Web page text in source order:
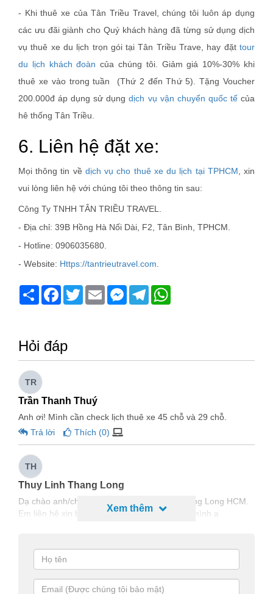
- Khi thuê xe của Tân Triều Travel, chúng tôi luôn áp dụng
các ưu đãi giành cho Quý khách hàng đã từng sử dụng dịch
vụ thuê xe du lịch trọn gói tại Tân Triều Trave, hay đặt tour
du lịch khách đoàn của chúng tôi. Giảm giá 10%-30% khi
thuê xe vào trong tuần (Thứ 2 đến Thứ 5). Tặng Voucher
200.000đ áp dụng sử dụngdịch vụ vận chuyển quốc tếcủa
hê thống Tân Triều.
6. Liên hệ đặt xe:
Mọi thông tin về dịch vụ cho thuê xe du lịch tại TPHCM , xin
vui lòng liên hệ với chúng tôi theo thông tin sau:
Công Ty TNHH TÂN TRIỀU TRAVEL.
- Địa chỉ: 39B Hồng Hà Nối Dài, F2, Tân Bình, TPHCM.
- Hotline: 0906035680.
- Website: Https://tantrieutravel.com
Share Facebook
TwitterEmail Messenger
Telegram
Hỏi đáp
TR
Trần Thanh Thuý
Anh ơi! Mình cần check lịch thuê xe 45 chỗ và 29 chỗ.
Trả lời
Thích (0)
TH
Thuy Linh Thang Long
Dạ chào anh/chị, em bên Công ty du lịch Thăng Long HCM.
Em liên hệ xin bảng giá cho thuê xe của bên mình ạ
NH
Nhân Viên Tân Triều
Mình cần thông tin dòng xe nào và đi vào thời gian nào ạ,
Xem thêm